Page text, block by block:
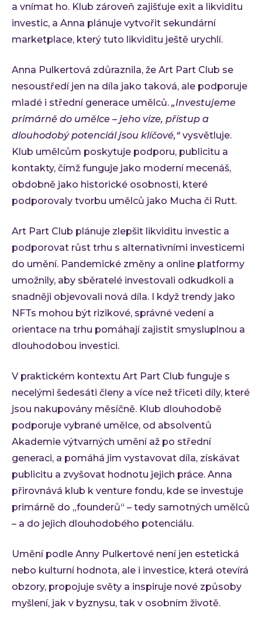
a vnímat ho. Klub zároveň zajišťuje exit a likviditu
investic, a Anna plánuje vytvořit sekundární
marketplace, který tuto likviditu ještě urychlí.
Anna Pulkertová zdůraznila, že Art Part Club se
nesoustředí jen na díla jako taková, ale podporuje
mladé i střední generace umělců. „Investujeme
primárně do umělce – jeho vize, přístup a
dlouhodobý potenciál jsou klíčové,“vysvětluje.
Klub umělcům poskytuje podporu, publicitu a
kontakty, čímž funguje jako moderní mecenáš,
obdobně jako historické osobnosti, které
podporovaly tvorbu umělců jako Mucha či Rutt.
Art Part Club plánuje zlepšit likviditu investic a
podporovat růst trhu s alternativními investicemi
do umění. Pandemické změny a online platformy
umožnily, aby sběratelé investovali odkudkoli a
snadněji objevovali nová díla. I když trendy jako
NFTs mohou být rizikové, správné vedení a
orientace na trhu pomáhají zajistit smysluplnou a
dlouhodobou investici.
V praktickém kontextu Art Part Club funguje s
necelými šedesáti členy a více než třiceti díly, které
jsou nakupovány měsíčně. Klub dlouhodobě
podporuje vybrané umělce, od absolventů
Akademie výtvarných umění až po střední
generaci, a pomáhá jim vystavovat díla, získávat
publicitu a zvyšovat hodnotu jejich práce. Anna
přirovnává klub k venture fondu, kde se investuje
primárně do „founderů“ – tedy samotných umělců
– a do jejich dlouhodobého potenciálu.
Umění podle Anny Pulkertové není jen estetická
nebo kulturní hodnota, ale i investice, která otevírá
obzory, propojuje světy a inspiruje nové způsoby
myšlení, jak v byznysu, tak v osobním životě.